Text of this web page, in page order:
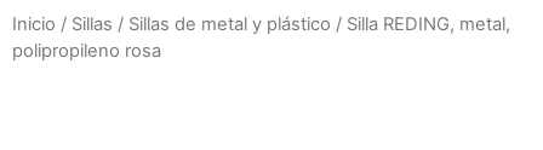
Inicio / Sillas / Sillas de metal y plástico / Silla REDING, metal,
polipropileno rosa